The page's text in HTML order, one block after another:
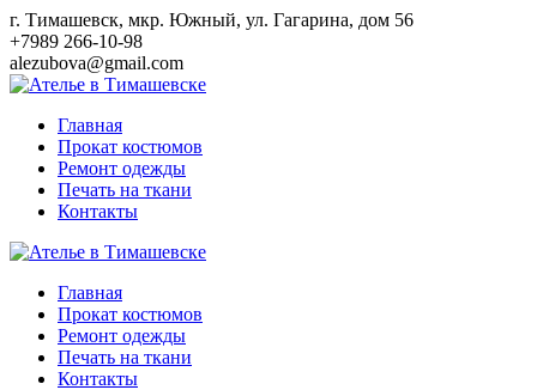
Перейти
к
контенту
г. Тимашевск, мкр. Южный, ул. Гагарина, дом 56
+7989 266-10-98
alezubova@gmail.com
Главная
Прокат костюмов
Ремонт одежды
Печать на ткани
Контакты
Главная
Прокат костюмов
Ремонт одежды
Печать на ткани
Контакты